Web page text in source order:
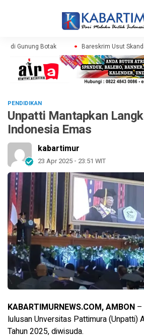
di Gunung Botak Bareskrim Usut Skandal
PENDIDIKAN
Unpatti Mantapkan
Indonesia Emas
kabartimur
23 Apr 2025 - 23:51 WIT
KABARTIMURNEWS.COM, AMBON –
lulusan Unversitas Pattimura (Unpatti)
Tahun 2025, diwisuda.